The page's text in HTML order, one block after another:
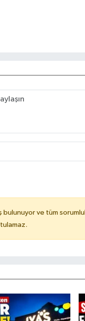
bulunuyor ve tüm